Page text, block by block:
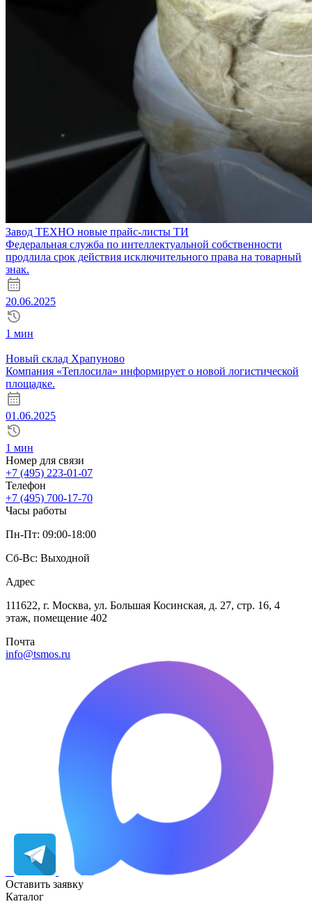
Завод ТЕХНО новые прайс-листы ТИ
Федеральная служба по интеллектуальной собственности
продлила срок действия исключительного права на товарный
знак.
20.06.2025
1 мин
Новый склад Храпуново
Компания «Теплосила» информирует о новой логистической
площадке.
01.06.2025
1 мин
Номер для связи
+7 (495) 223-01-07
Телефон
+7 (495) 700-17-70
Часы работы
Пн-Пт: 09:00-18:00
Сб-Вс: Выходной
Адрес
111622, г. Москва, ул. Большая Косинская, д. 27, стр. 16, 4
этаж, помещение 402
Почта
info@tsmos.ru
Оставить заявку
Каталог